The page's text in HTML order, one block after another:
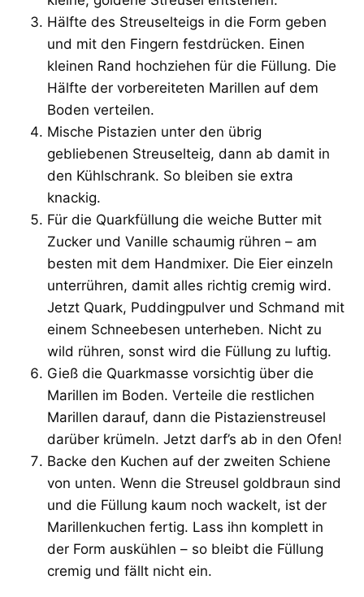
Hälfte des Streuselteigs in die Form geben
und mit den Fingern festdrücken. Einen
kleinen Rand hochziehen für die Füllung. Die
Hälfte der vorbereiteten Marillen auf dem
Boden verteilen.
Mische Pistazien unter den übrig
gebliebenen Streuselteig, dann ab damit in
den Kühlschrank. So bleiben sie extra
knackig.
Für die Quarkfüllung die weiche Butter mit
Zucker und Vanille schaumig rühren – am
besten mit dem Handmixer. Die Eier einzeln
unterrühren, damit alles richtig cremig wird.
Jetzt Quark, Puddingpulver und Schmand mit
einem Schneebesen unterheben. Nicht zu
wild rühren, sonst wird die Füllung zu luftig.
Gieß die Quarkmasse vorsichtig über die
Marillen im Boden. Verteile die restlichen
Marillen darauf, dann die Pistazienstreusel
darüber krümeln. Jetzt darf’s ab in den Ofen!
Backe den Kuchen auf der zweiten Schiene
von unten. Wenn die Streusel goldbraun sind
und die Füllung kaum noch wackelt, ist der
Marillenkuchen fertig. Lass ihn komplett in
der Form auskühlen – so bleibt die Füllung
cremig und fällt nicht ein.